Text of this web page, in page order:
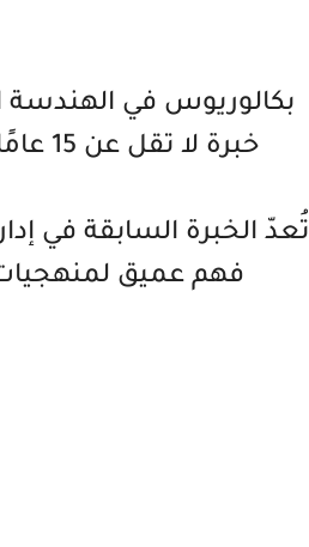
بكالوريوس في الهندسة
تُعدّ الخبرة السابقة في
فهم عميق لمنهجيات